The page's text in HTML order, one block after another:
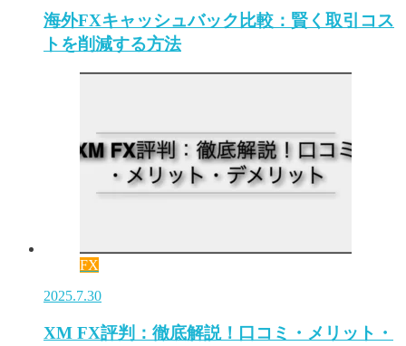
海外FXキャッシュバック比較：賢く取引コス
トを削減する方法
FX
2025.7.30
XM FX評判：徹底解説！口コミ・メリット・